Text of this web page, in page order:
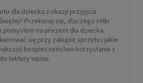
dla dziecka z okazji przyjęcia
Przekonaj się, dlaczego rolki
pomysłem na prezent dla dziecka.
się przy zakupie sprzętu i jakie
bezpieczeństwo korzystania z
lektury wpisu.